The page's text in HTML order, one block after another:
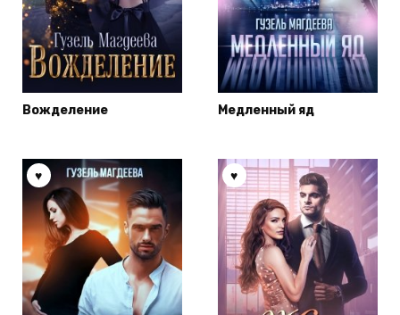
Вожделение Медленный яд